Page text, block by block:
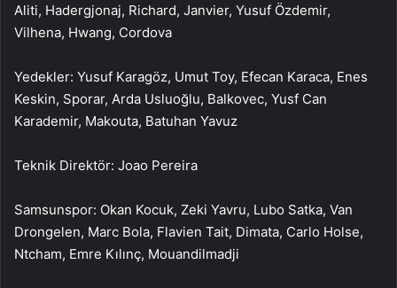
Aliti, Hadergjonaj, Richard, Janvier, Yusuf Özdemir,
Vilhena, Hwang, Cordova
Yedekler: Yusuf Karagöz, Umut Toy, Efecan Karaca, Enes
Keskin, Sporar, Arda Usluoğlu, Balkovec, Yusf Can
Karademir, Makouta, Batuhan Yavuz
Teknik Direktör: Joao Pereira
Samsunspor: Okan Kocuk, Zeki Yavru, Lubo Satka, Van
Drongelen, Marc Bola, Flavien Tait, Dimata, Carlo Holse,
Ntcham, Emre Kılınç, Mouandilmadji